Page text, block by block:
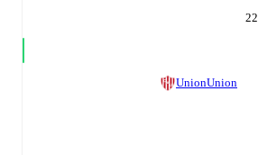
22
UnionUnion